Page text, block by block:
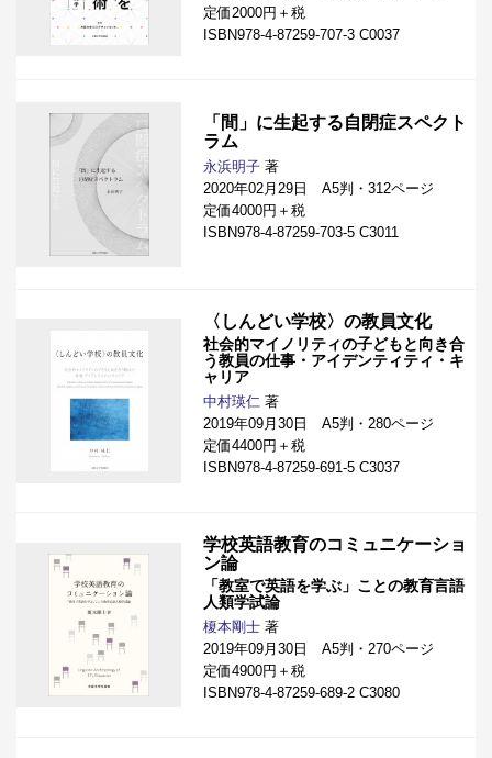
定価2000円＋税
ISBN978-4-87259-707-3 C0037
「間」に生起する自閉症スペクト
ラム
永浜明子 著
2020年02月29日 A5判・312ページ
定価4000円＋税
ISBN978-4-87259-703-5 C3011
〈しんどい学校〉の教員文化
社会的マイノリティの子どもと向き合
う教員の仕事・アイデンティティ・キ
ャリア
中村瑛仁 著
2019年09月30日 A5判・280ページ
定価4400円＋税
ISBN978-4-87259-691-5 C3037
学校英語教育のコミュニケーショ
ン論
「教室で英語を学ぶ」ことの教育言語
人類学試論
榎本剛士 著
2019年09月30日 A5判・270ページ
定価4900円＋税
ISBN978-4-87259-689-2 C3080